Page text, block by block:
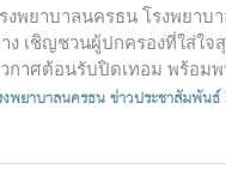
งพยาบาลนครธน โรงพยาบ
ง เชิญชวนผู้ปกครองที่ใส่ใ
กาศต้อนรับปิดเทอม พร้อม
ขา อาทิ...
งพยาบาลนครธนข่าวประชาสัมพันธ์